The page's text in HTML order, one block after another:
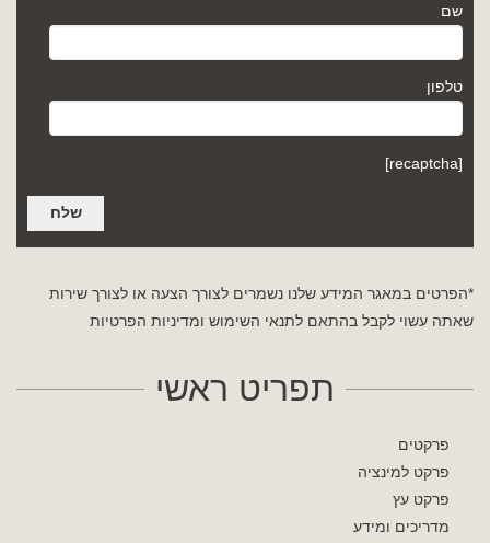
שם
טלפון
[recaptcha]
*הפרטים במאגר המידע שלנו נשמרים לצורך הצעה או לצורך שירות
שאתה עשוי לקבל בהתאם לתנאי השימוש ומדיניות הפרטיות
תפריט ראשי
פרקטים
פרקט למינציה
פרקט עץ
מדריכים ומידע